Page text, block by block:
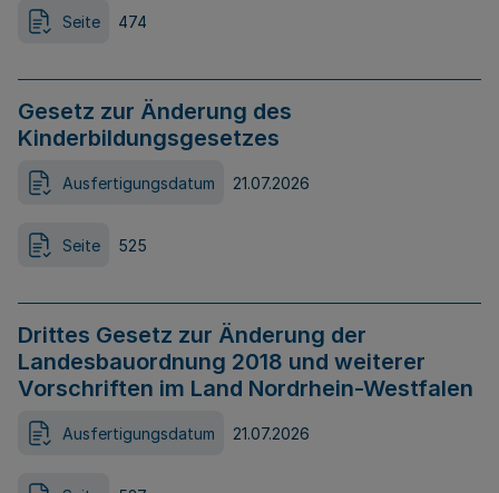
Seite 474
Gesetz zur Änderung des
Kinderbildungsgesetzes
Ausfertigungsdatum 21.07.2026
Seite 525
Drittes Gesetz zur Änderung der
Landesbauordnung 2018 und weiterer
Vorschriften im Land Nordrhein-Westfalen
Ausfertigungsdatum 21.07.2026